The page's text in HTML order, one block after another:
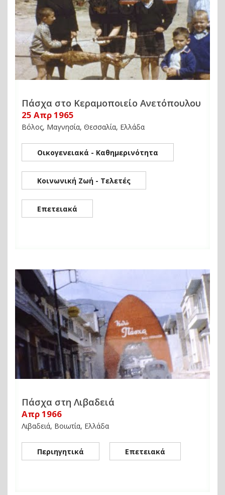
Πάσχα στο Κεραμοποιείο Ανετόπουλου
25 Απρ 1965
Βόλος, Μαγνησία, Θεσσαλία, Ελλάδα
Οικογενειακά - Καθημερινότητα
Κοινωνική Ζωή - Τελετές
Επετειακά
Πάσχα στη Λιβαδειά
Απρ 1966
Λιβαδειά, Βοιωτία, Ελλάδα
Περιηγητικά Επετειακά